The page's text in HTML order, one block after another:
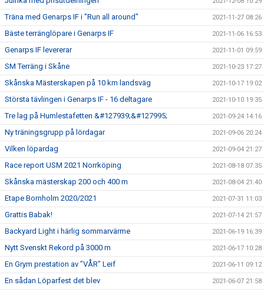
Träna med Genarps IF i "Run all around" 2021-11-27 08:26
Bäste terränglöpare i Genarps IF 2021-11-06 16:53
Genarps IF levererar 2021-11-01 09:59
SM Terräng i Skåne 2021-10-23 17:27
Skånska Mästerskapen på 10 km landsväg 2021-10-17 19:02
Största tävlingen i Genarps IF - 16 deltagare 2021-10-10 19:35
Tre lag på Humlestafetten &#127939;&#127995; 2021-09-24 14:16
Ny träningsgrupp på lördagar 2021-09-06 20:24
Vilken löpardag 2021-09-04 21:27
Race report USM 2021 Norrköping 2021-08-18 07:35
Skånska mästerskap 200 och 400 m 2021-08-04 21:40
Etape Bornholm 2020/2021 2021-07-31 11:03
Grattis Babak! 2021-07-14 21:57
Backyard Light i härlig sommarvärme 2021-06-19 16:39
Nytt Svenskt Rekord på 3000 m 2021-06-17 10:28
En Grym prestation av ”VÅR” Leif 2021-06-11 09:12
En sådan Löparfest det blev 2021-06-07 21:58